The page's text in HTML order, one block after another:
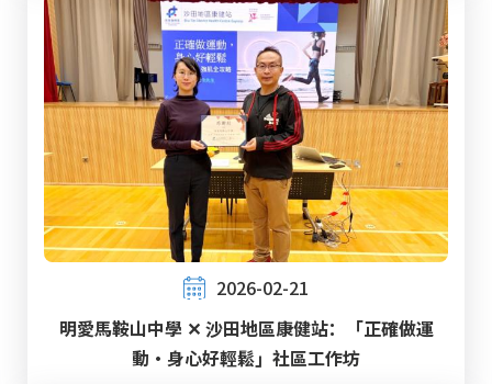
2026-02-21
明愛馬鞍山中學 ✕ 沙田地區康健站：「正確做運
動‧身心好輕鬆」社區工作坊